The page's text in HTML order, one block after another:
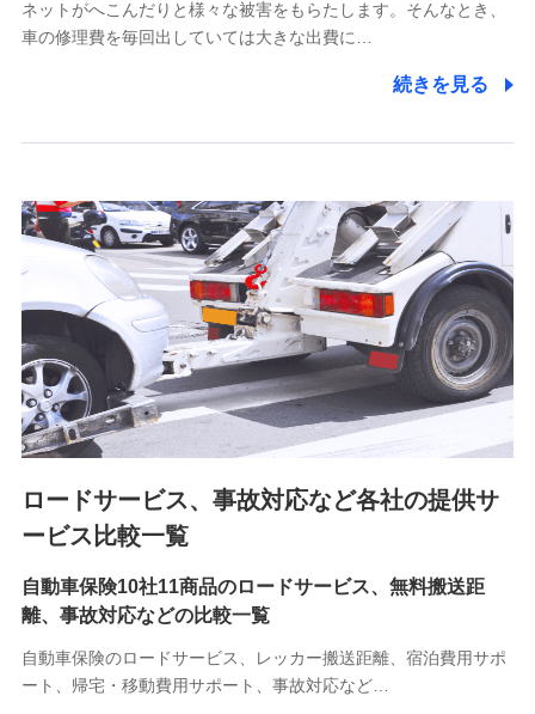
5.通話録音にて取得する情報
7.社員（従業者）の個人情報
人事･勤怠･健康・労務等の管理、給与支給、福利厚生・採用
退職関連処理等の各種手続きのため、当社と従業員または従
業員同士の連絡のため
8.取引先個人情報
取引先としての選定業務、営業情報の提供業務、契約締結手
続き業務、取引管理業務、およびこれらに準ずる業務の遂行
のため
9.お問い合わせ情報
各種お問い合わせに対応するため
10.受託業務の 個人情報
受託業務の遂行およびこれらに準ずる業務の遂行のため
11.マイカー通勤管理クラウド並びに法人向けASPサー
ネットがへこんだりと様々な被害をもらたします。そんなとき、
車の修理費を毎回出していては大きな出費に…
続きを見る
ロードサービス、事故対応など各社の提供サ
ービス比較一覧
自動車保険10社11商品のロードサービス、無料搬送距
離、事故対応などの比較一覧
自動車保険のロードサービス、レッカー搬送距離、宿泊費用サポ
ート、帰宅・移動費用サポート、事故対応など…